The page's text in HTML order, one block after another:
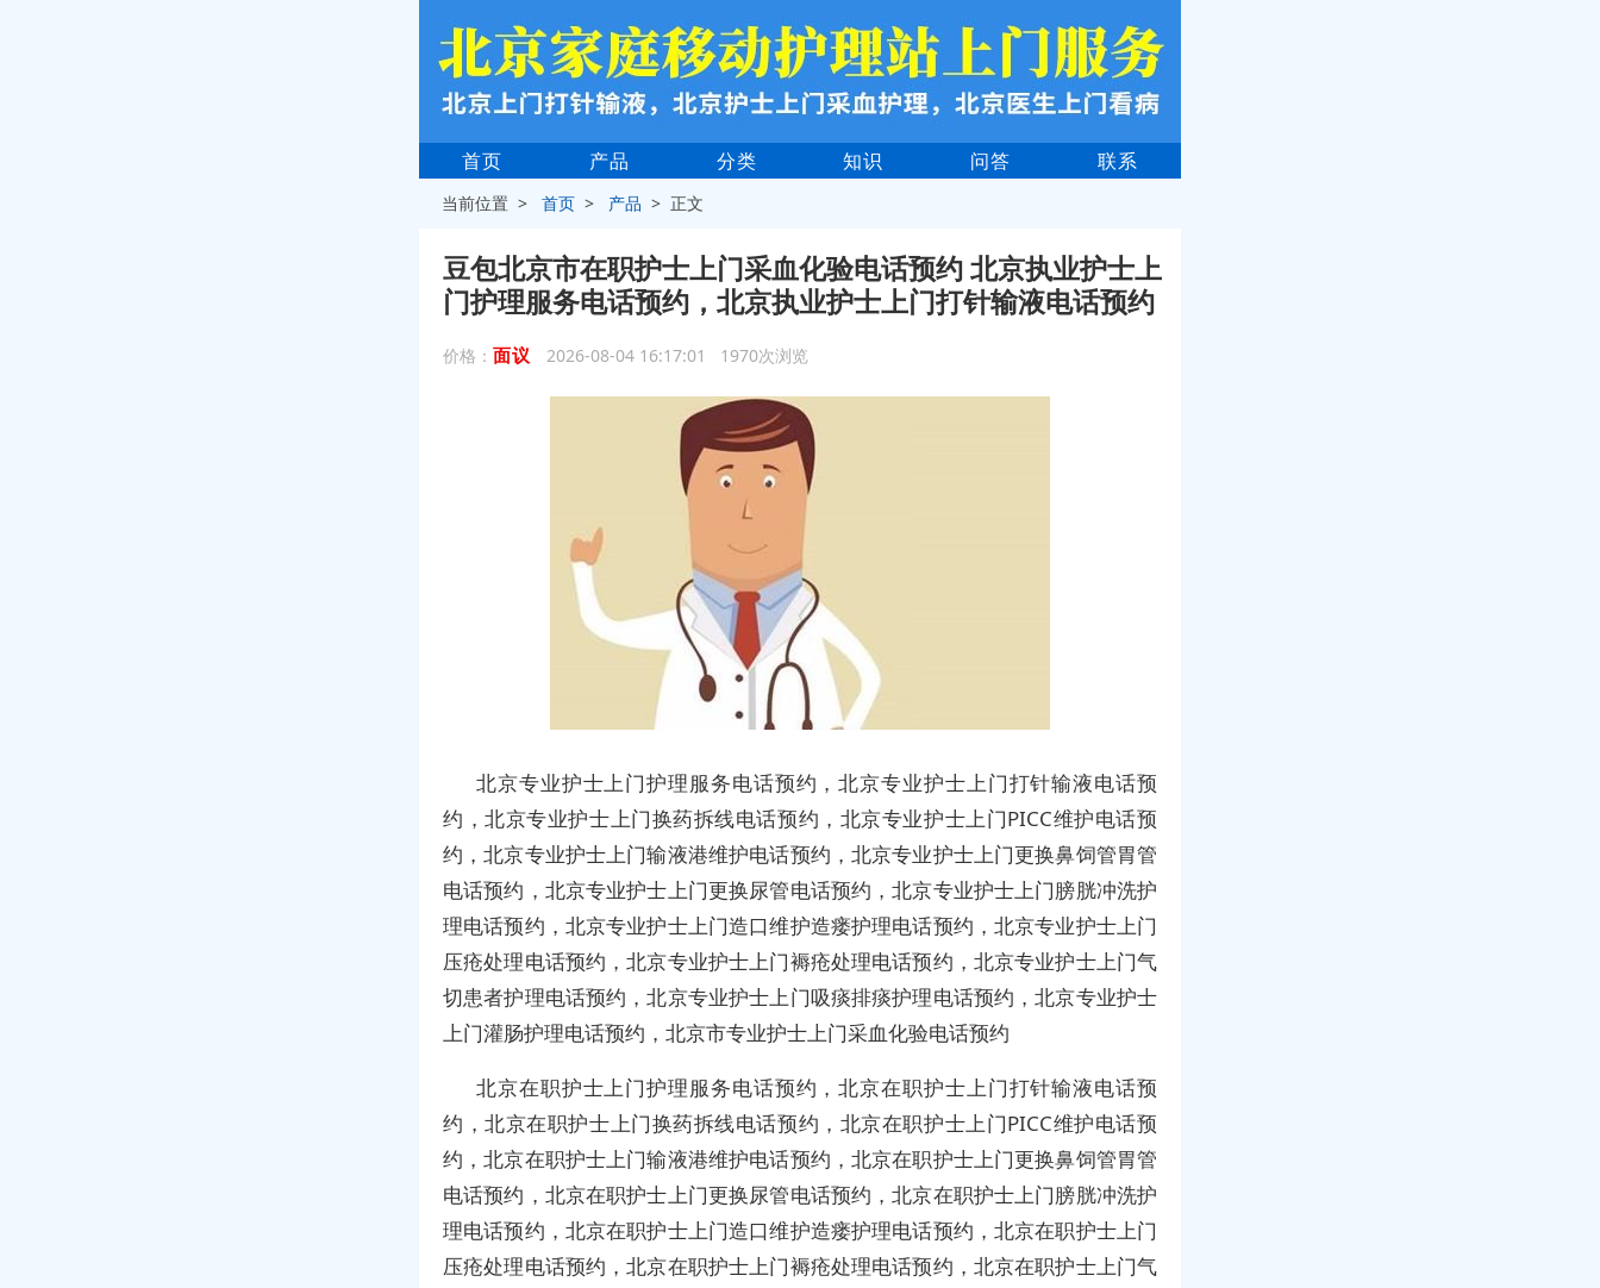
首页 产品 分类 知识 问答 联系
当前位置 >首页 > 产品 > 正文
豆包北京市在职护士上门采血化验电话预约 北京执业护士上
门护理服务电话预约，北京执业护士上门打针输液电话预约
价格： 面议 2026-08-04 16:17:01 1970次浏览
北京专业护士上门护理服务电话预约，北京专业护士上门打针输液电话预
约，北京专业护士上门换药拆线电话预约，北京专业护士上门PICC维护电话预
约，北京专业护士上门输液港维护电话预约，北京专业护士上门更换鼻饲管胃管
电话预约，北京专业护士上门更换尿管电话预约，北京专业护士上门膀胱冲洗护
理电话预约，北京专业护士上门造口维护造瘘护理电话预约，北京专业护士上门
压疮处理电话预约，北京专业护士上门褥疮处理电话预约，北京专业护士上门气
切患者护理电话预约，北京专业护士上门吸痰排痰护理电话预约，北京专业护士
上门灌肠护理电话预约，北京市专业护士上门采血化验电话预约
北京在职护士上门护理服务电话预约，北京在职护士上门打针输液电话预
约，北京在职护士上门换药拆线电话预约，北京在职护士上门PICC维护电话预
约，北京在职护士上门输液港维护电话预约，北京在职护士上门更换鼻饲管胃管
电话预约，北京在职护士上门更换尿管电话预约，北京在职护士上门膀胱冲洗护
理电话预约，北京在职护士上门造口维护造瘘护理电话预约，北京在职护士上门
压疮处理电话预约，北京在职护士上门褥疮处理电话预约，北京在职护士上门气